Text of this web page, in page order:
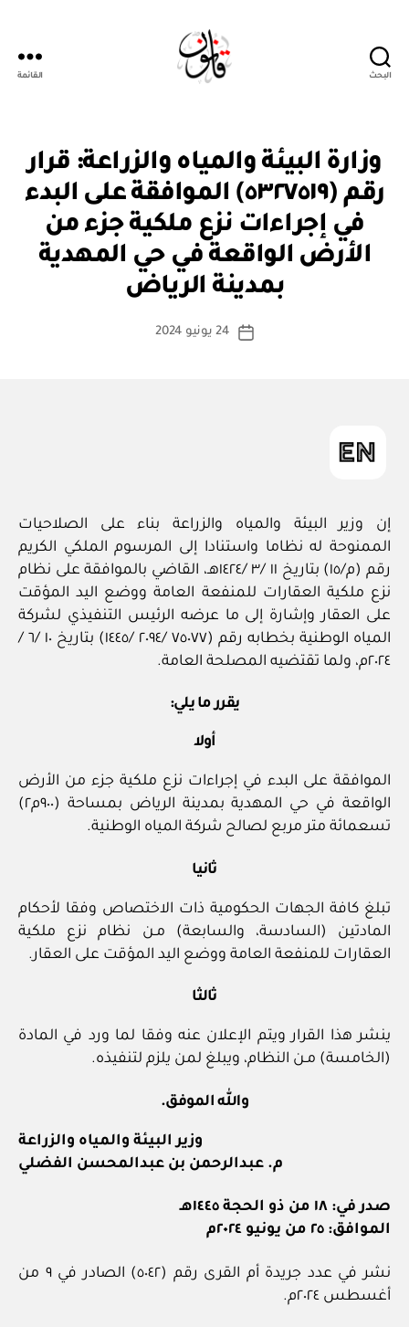
البحث القائمة
التصنيفات
وزارة البيئة والمياه والزراعة: قرار
رقم (٥٣٢٧٥١٩) الموافقة على البدء
في إجراءات نزع ملكية جزء من
الأرض الواقعة في حي المهدية
بمدينة الرياض
كاتب
بو
ا
س
ة
تاريخ
24 يونيو 2024
إن وزير البيئة والمياه والزراعة بناء على الصلاحيات
الممنوحة له نظاما واستنادا إلى المرسوم الملكي الكريم
رقم (م/١٥) بتاريخ ١١ /٣ /١٤٢٤هـ، القاضي بالموافقة على نظام
نزع ملكية العقارات للمنفعة العامة ووضع اليد المؤقت
على العقار وإشارة إلى ما عرضه الرئيس التنفيذي لشركة
المياه الوطنية بخطابه رقم (٧٥٠٧٧ /٢٠٩٤ /١٤٤٥) بتاريخ ١٠ /٦ /
٢٠٢٤م، ولما تقتضيه المصلحة العامة.
يقرر ما يلي:
أولا
الموافقة على البدء في إجراءات نزع ملكية جزء من الأرض
الواقعة في حي المهدية بمدينة الرياض بمساحة (٩٠٠م٢)
تسعمائة متر مربع لصالح شركة المياه الوطنية.
ثانيا
تبلغ كافة الجهات الحكومية ذات الاختصاص وفقا لأحكام
المادتين (السادسة، والسابعة) مـن نظام نزع ملكية
العقارات للمنفعة العامة ووضع اليد المؤقت على العقار.
ثالثا
ينشر هذا القرار ويتم الإعلان عنه وفقا لما ورد في المادة
(الخامسة) مـن النظام، ويبلغ لمن يلزم لتنفيذه.
والله الموفق.
وزير البيئة والمياه والزراعة
م. عبدالرحمن بن عبدالمحسن الفضلي
صدر في: ١٨ من ذو الحجة ١٤٤٥هـ
الموافق: ٢٥ من يونيو ٢٠٢٤م
نشر في عدد جريدة أم القرى رقم (٥٠٤٢) الصادر في ٩ من
أغسطس ٢٠٢٤م.